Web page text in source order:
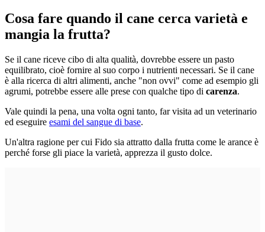
Cosa fare quando il cane cerca varietà e
mangia la frutta?
Se il cane riceve cibo di alta qualità, dovrebbe essere un pasto
equilibrato, cioè fornire al suo corpo i nutrienti necessari. Se il cane
è alla ricerca di altri alimenti, anche "non ovvi" come ad esempio gli
agrumi, potrebbe essere alle prese con qualche tipo di carenza.
Vale quindi la pena, una volta ogni tanto, far visita ad un veterinario
ed eseguire esami del sangue di base.
Un'altra ragione per cui Fido sia attratto dalla frutta come le arance è
perché forse gli piace la varietà, apprezza il gusto dolce.